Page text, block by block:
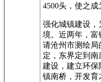
4500头，使之成
强化城镇建设
境。近两年，富
请沧州市测绘局
定，东界定到
建设，建立环保
镇南桥，开发育